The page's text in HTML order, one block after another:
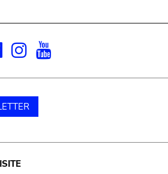
Facebook
Instagram